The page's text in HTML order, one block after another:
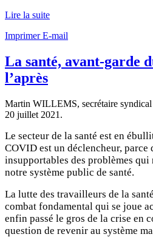
Lire la suite
ImprimerE-mail
La santé, avant-garde
l’après
Martin WILLEMS, secrétaire
20 juillet 2021 .
Le secteur de la santé est en
COVID est un déclencheur, parce
insupportables des problèmes
notre système public de santé.
La lutte des travailleurs de la
combat fondamental qui se joue
enfin passé le gros de la crise en
question de revenir au système